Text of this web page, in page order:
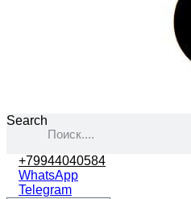
Search
+79944040584
WhatsApp
Telegram